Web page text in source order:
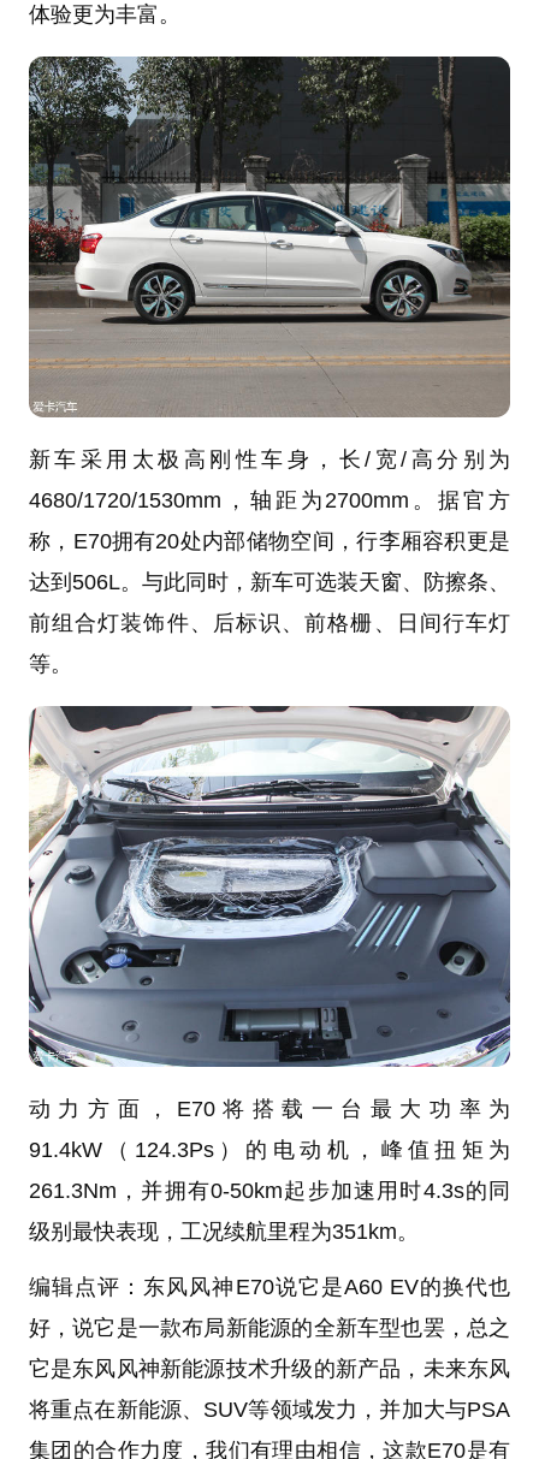
体验更为丰富。
新车采用太极高刚性车身，长/宽/高分别为
4680/1720/1530mm，轴距为2700mm。据官方
称，E70拥有20处内部储物空间，行李厢容积更是
达到506L。与此同时，新车可选装天窗、防擦条、
前组合灯装饰件、后标识、前格栅、日间行车灯
等。
动力方面，E70将搭载一台最大功率为
91.4kW（124.3Ps）的电动机，峰值扭矩为
261.3Nm，并拥有0-50km起步加速用时4.3s的同
级别最快表现，工况续航里程为351km。
编辑点评：东风风神E70说它是A60 EV的换代也
好，说它是一款布局新能源的全新车型也罢，总之
它是东风风神新能源技术升级的新产品，未来东风
将重点在新能源、SUV等领域发力，并加大与PSA
集团的合作力度，我们有理由相信，这款E70是有